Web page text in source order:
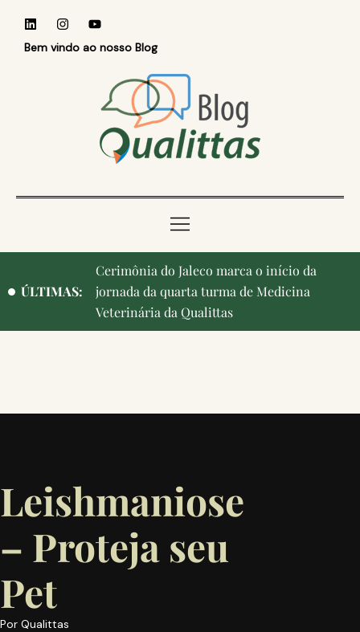
Bem vindo ao nosso Blog
ÚLTIMAS:
Qualittas, Portas Abertas! e aniversário de
Campinas, cidade onde nasceu a instituição,
ganham destaque na imprensa
Leishmaniose
– Proteja seu
Pet
Por Qualittas